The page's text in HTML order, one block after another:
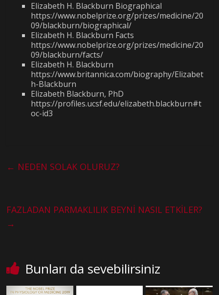
Elizabeth H. Blackburn Biographical
https://www.nobelprize.org/prizes/medicine/20
09/blackburn/biographical/
Elizabeth H. Blackburn Facts
https://www.nobelprize.org/prizes/medicine/20
09/blackburn/facts/
Elizabeth H. Blackburn
https://www.britannica.com/biography/Elizabet
h-Blackburn
Elizabeth Blackburn, PhD
https://profiles.ucsf.edu/elizabeth.blackburn#t
oc-id3
← NEDEN SOLAK OLURUZ?
FAZLADAN PARMAKLILIK BEYNİ NASIL ETKİLER?
→
Bunları da sevebilirsiniz